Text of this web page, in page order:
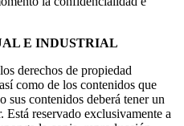
E INDUSTRIAL
derechos de propiedad
como de los contenidos que
sus contenidos deberá tener un
reservado exclusivamente a